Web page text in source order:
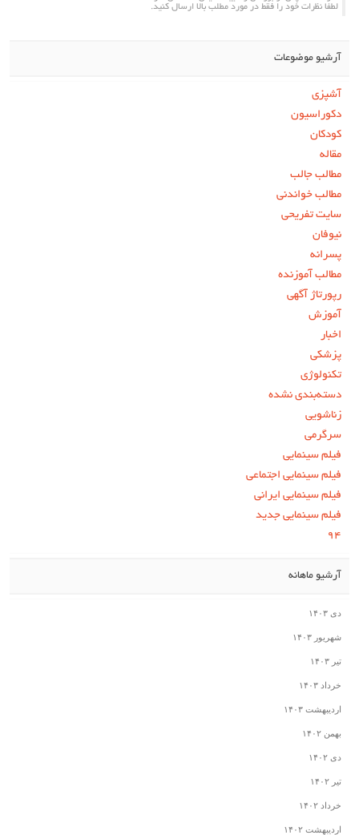
لطفا نظرات خود را فقط در مورد مطلب بالا ارسال کنید.
آرشیو موضوعات
آشپزی
دکوراسیون
کودکان
مقاله
مطالب جالب
مطالب خواندنی
سایت تفریحی
نیوفان
پسرانه
مطالب آموزنده
رپورتاژ آگهی
آموزش
اخبار
پزشکی
تکنولوژی
دسته‌بندی نشده
زناشویی
سرگرمی
فیلم سینمایی
فیلم سینمایی اجتماعی
فیلم سینمایی ایرانی
فیلم سینمایی جدید
۹۴
آرشیو ماهانه
دی ۱۴۰۳
شهریور ۱۴۰۳
تیر ۱۴۰۳
خرداد ۱۴۰۳
اردیبهشت ۱۴۰۳
بهمن ۱۴۰۲
دی ۱۴۰۲
تیر ۱۴۰۲
خرداد ۱۴۰۲
اردیبهشت ۱۴۰۲